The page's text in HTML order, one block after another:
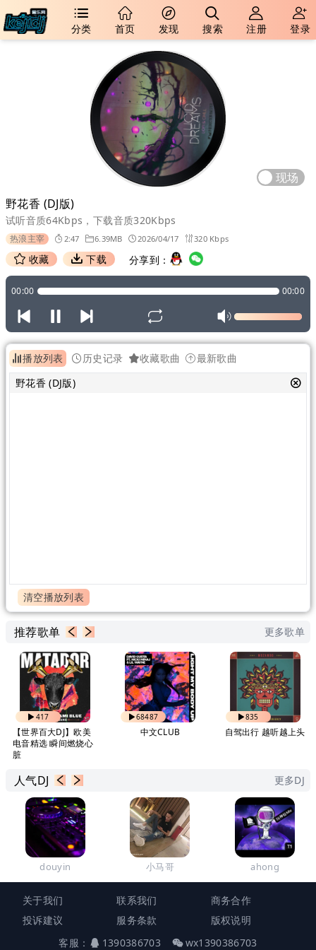
分类 首页 发现 搜索 注册 登录
现场
野花香 (DJ版)
试听音质64Kbps，下载音质320Kbps
热浪主宰 2:47 6.39MB 2026/04/17 320 Kbps
收藏 下载 分享到：
00:00 00:00
播放列表 历史记录 收藏歌曲
最新歌曲
野花香 (DJ版)
清空播放列表
推荐歌单 更多歌单
417
【世界百大DJ】欧美
电音精选 瞬间燃烧心
脏
68487
中文CLUB
835
自驾出行 越听越上头
人气DJ 更多DJ
douyin 小马哥 ahong
关于我们 联系我们
商务合作
投诉建议
服务条款
版权说明
客服：
1390386703 wx1390386703